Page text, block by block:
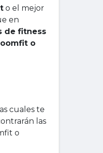
o el mejor
en
de fitness
o
cuales te
las
o